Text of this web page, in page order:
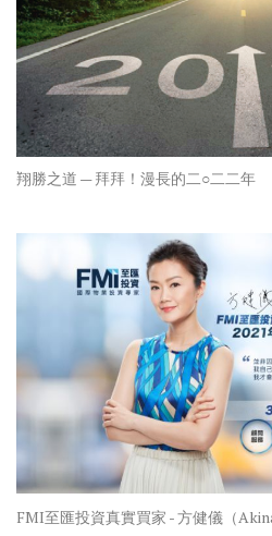
翔勝之道 — 拜拜！漫長的二○二二年
FMI至匯投資真實買家 - 方健儀（